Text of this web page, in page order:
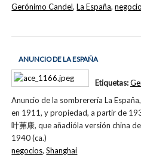
Gerónimo Candel,La España,
ANUNCIO DE LA ESPAÑA
Anuncio de la sombrerería La
en 1911, y propiedad, a partir de
叶茀康, que añadióla versión china
1940 (ca.)
Etiquetas:
negocios,Shanghai